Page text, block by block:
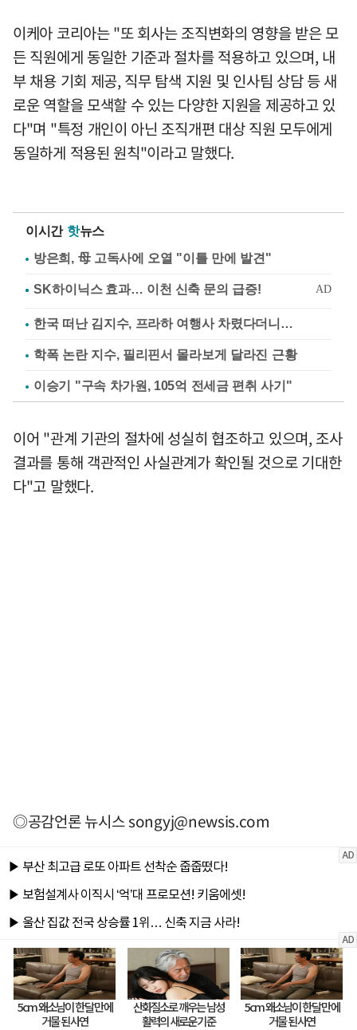
이케아 코리아는 "또 회사는 조직변화의 영향을 받은 모
든 직원에게 동일한 기준과 절차를 적용하고 있으며, 내
부 채용 기회 제공, 직무 탐색 지원 및 인사팀 상담 등 새
로운 역할을 모색할 수 있는 다양한 지원을 제공하고 있
다"며 "특정 개인이 아닌 조직개편 대상 직원 모두에게
동일하게 적용된 원칙"이라고 말했다.
이시간 핫뉴스
방은희, 母 고독사에 오열 "이틀 만에 발견"
한국 떠난 김지수, 프라하 여행사 차렸다더니…
학폭 논란 지수, 필리핀서 몰라보게 달라진 근황
이승기 "구속 차가원, 105억 전세금 편취 사기"
이어 "관계 기관의 절차에 성실히 협조하고 있으며, 조사
결과를 통해 객관적인 사실관계가 확인될 것으로 기대한
다"고 말했다.
◎공감언론 뉴시스songyj@newsis.com